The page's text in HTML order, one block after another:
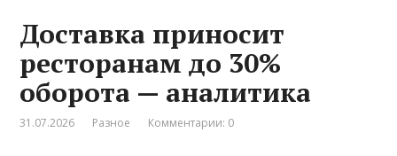
Доставка приносит
ресторанам до 30%
оборота — аналитика
31.07.2026 Разное Комментарии: 0